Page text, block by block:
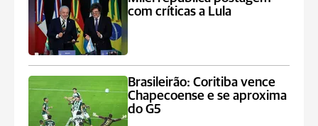
com críticas a Lula
Brasileirão: Coritiba vence
Chapecoense e se aproxima
do G5